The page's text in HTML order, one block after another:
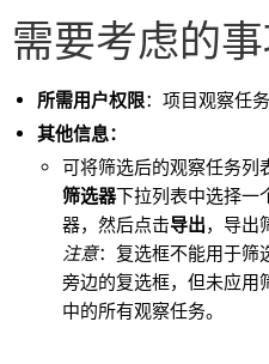
需要考虑的
所需用户权限：项目观察任
其他信息：
可将筛选后的观察任务列
筛选器下拉列表中选择一
器，然后点击导出，导出
注意：复选框不能用于筛
旁边的复选框，但未应用
中的所有观察任务。